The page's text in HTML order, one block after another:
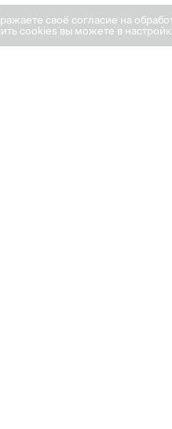
своё согласие на
cookies вы можете в